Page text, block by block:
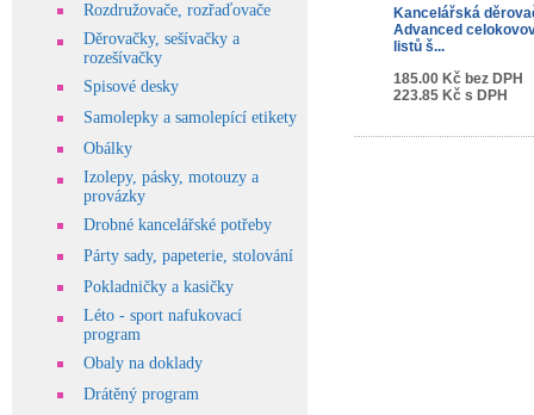
Rozdružovače, rozřaďovače
Děrovačky, sešívačky a
rozešívačky
Spisové desky
Samolepky a samolepící etikety
Obálky
Izolepy, pásky, motouzy a
provázky
Drobné kancelářské potřeby
Párty sady, papeterie, stolování
Pokladničky a kasičky
Léto - sport nafukovací
program
Obaly na doklady
Drátěný program
Kancelářská
Advanced
listů š...
185.00 Kč bez DPH
223.85 Kč s DPH